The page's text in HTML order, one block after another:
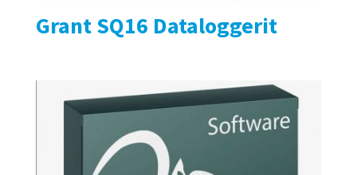
Grant SQ16 Dataloggerit